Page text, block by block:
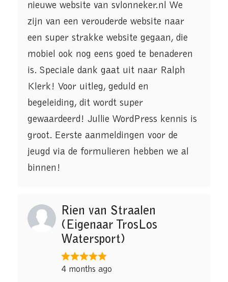
nieuwe website van svlonneker.nl We
zijn van een verouderde website naar
een super strakke website gegaan, die
mobiel ook nog eens goed te benaderen
is. Speciale dank gaat uit naar Ralph
Klerk! Voor uitleg, geduld en
begeleiding, dit wordt super
gewaardeerd! Jullie WordPress kennis is
groot. Eerste aanmeldingen voor de
jeugd via de formulieren hebben we al
binnen!
Rien van Straalen
(Eigenaar TrosLos
Watersport)
4 months ago